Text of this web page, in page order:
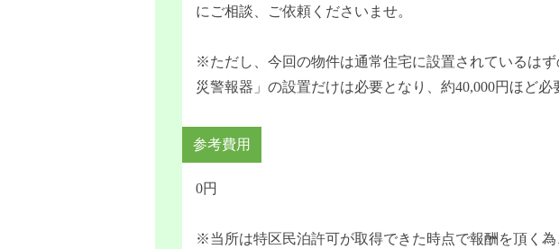
にご相談、ご依頼くださいませ。
※ただし、今回の物件は通常住宅に設置されているは
災警報器」の設置だけは必要となり、約40,000円ほど必
参考費用
0円
※当所は特区民泊許可が取得できた時点で報酬を頂く